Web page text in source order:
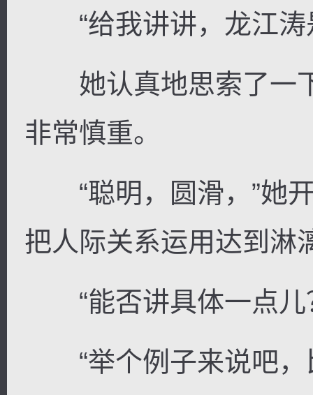
“给我讲讲，龙江涛
她认真地思索了一
非常慎重。
“聪明，圆滑，”她开
把人际关系运用达到淋
“能否讲具体一点儿
“举个例子来说吧，